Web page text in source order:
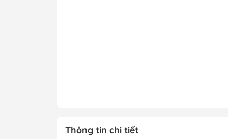
Thông tin chi tiết